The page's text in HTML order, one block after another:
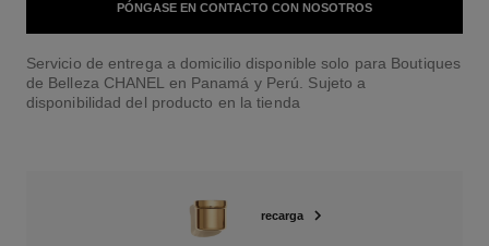
PÓNGASE EN CONTACTO CON NOSOTROS
Servicio de entrega a domicilio disponible solo para Boutiques
de Belleza CHANEL en Panamá y Perú. Sujeto a
disponibilidad del producto en la tienda
recarga